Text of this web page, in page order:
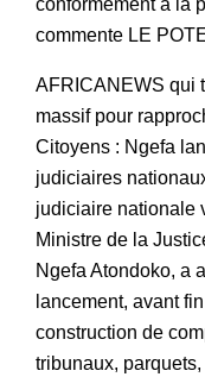
commente LE
AFRICANEWS qui
massif pour
Citoyens : Ngefa
judiciaires
judiciaire nationale
Ministre de la
Ngefa Atondoko, a
lancement, avant
construction de
tribunaux,